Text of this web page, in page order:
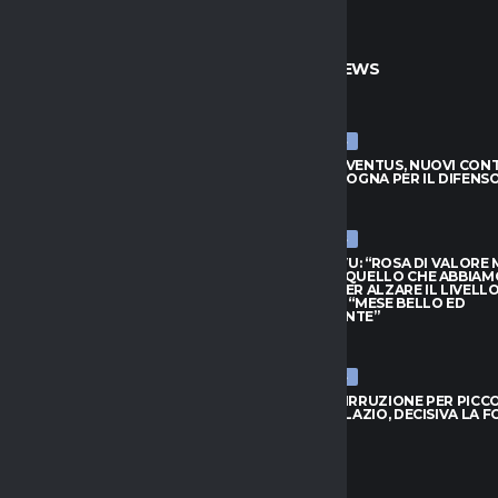
ULTIME NEWS
ULTIME NEWS
LUCUMÍ-JUVENTUS, NUOVI
CON IL BOLOGNA PER IL
ULTIME NEWS
INTER, CHIVU: “ROSA DI VALORE
SAPPIAMO QUELLO CHE
BISOGNO PER ALZARE IL
PROVEDEL: “MESE BELLO ED
EMOZIONANTE”
ULTIME NEWS
BOLOGNA, IRRUZIONE PER
A GENOA E LAZIO, DECISIVA LA